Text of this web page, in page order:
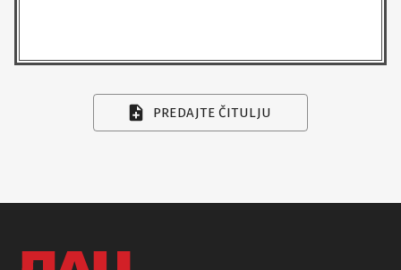
PREDAJTE ČITULJU